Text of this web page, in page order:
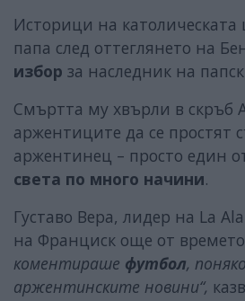
Историци на католическата
папа след оттеглянето на
избор за наследник на
Смъртта му хвърли в скръб
аржентиците да се простят
аржентинец – просто един
света по много начини.
Густаво Вера, лидер на La
на Франциск още от
коментираше футбол,
аржентинските новини“,